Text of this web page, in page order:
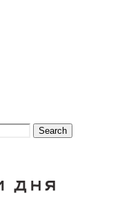
Search